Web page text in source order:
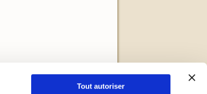
Tout autoriser